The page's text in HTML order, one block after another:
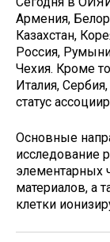
Армения,
Казахстан,
Россия,
Чехия. Кроме
Италия,
статус
Основные
исследование
элементарных
материалов, а
клетки